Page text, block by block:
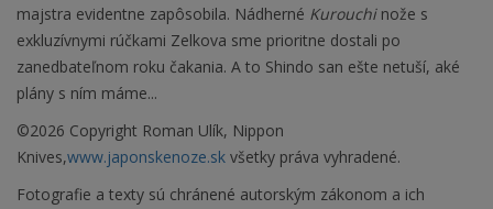
majstra evidentne zapôsobila. Nádherné Kurouchinože s
exkluzívnymi rúčkami Zelkova sme prioritne dostali po
zanedbateľnom roku čakania. A to Shindo san ešte netuší, aké
plány s ním máme...
©2026 Copyright Roman Ulík, Nippon
Knives,www.japonskenoze.sk všetky práva vyhradené.
Fotografie a texty sú chránené autorským zákonom a ich